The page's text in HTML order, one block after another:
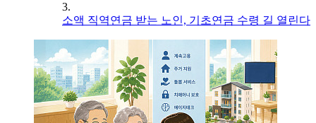
3.
소액 직역연금 받는 노인, 기초연금 수령 길 열린다